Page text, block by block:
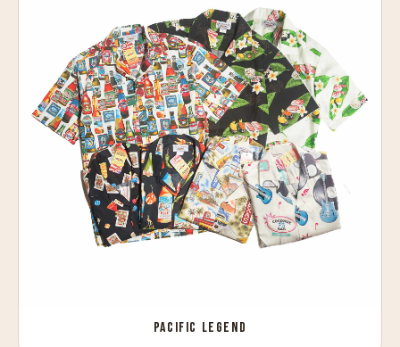
PACIFIC LEGEND